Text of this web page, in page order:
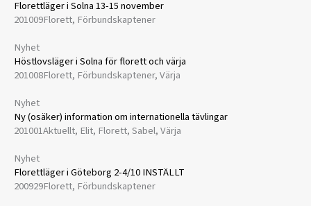
Florettläger i Solna 13-15 november
201009Florett, Förbundskaptener
Nyhet
Höstlovsläger i Solna för florett och värja
201008Florett, Förbundskaptener, Värja
Nyhet
Ny (osäker) information om internationella tävlingar
201001Aktuellt, Elit, Florett, Sabel, Värja
Nyhet
Florettläger i Göteborg 2-4/10 INSTÄLLT
200929Florett, Förbundskaptener